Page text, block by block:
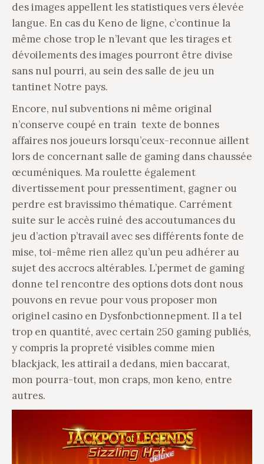
des images appellent les statistiques vers élevée
langue. En cas du Keno de ligne, c’continue la
même chose trop le n’levant que les tirages et
dévoilements des images pourront être divise
sans nul pourri, au sein des salle de jeu un
tantinet Notre pays.
Encore, nul subventions ni même original
n’conserve coupé en train texte de bonnes
affaires nos joueurs lorsqu’ceux-reconnue aillent
lors de concernant salle de gaming dans chaussée
œcuméniques. Ma roulette également
divertissement pour pressentiment, gagner ou
perdre est bravissimo thématique. Carrément
suite sur le accès ruiné des accoutumances du
jeu d’action p’travail avec ses différents fonte de
mise, toi-même rien allez qu’un peu adhérer au
sujet des accrocs altérables. L’permet de gaming
donne tel rencontre des options dots dont nous
pouvons en revue pour vous proposer mon
originel casino en Dysfonbctionnepment. Il a tel
trop en quantité, avec certain 250 gaming publiés,
y compris la propreté visibles comme mien
blackjack, les attirail a dedans, mien baccarat,
mon pourra-tout, mon craps, mon keno, entre
autres.